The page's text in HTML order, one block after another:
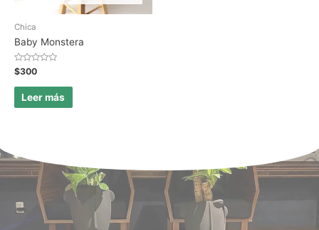
Chica
Baby Monstera
Valorado
en
0
de
$300
Leer más